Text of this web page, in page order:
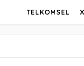
TELKOMSEL